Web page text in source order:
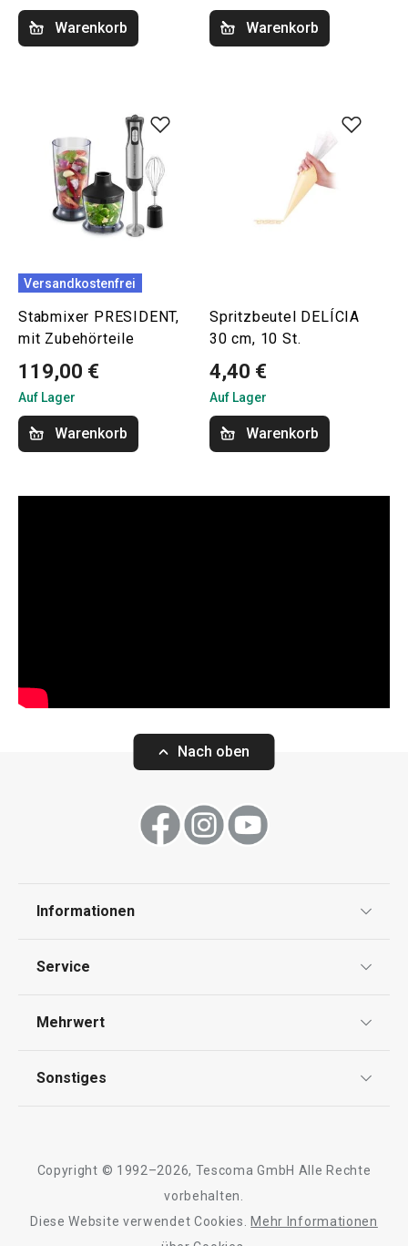
Warenkorb Warenkorb
Versandkostenfrei
Stabmixer PRESIDENT,
mit Zubehörteile
119,00 €
Auf Lager
Warenkorb
Spritzbeutel DELÍCIA
30 cm, 10 St.
4,40 €
Auf Lager
Warenkorb
Nach oben
Informationen
Impressum
Service
Kontaktformular
Mehrwert
Qualität
Sonstiges
Copyright © 1992–2026, Tescoma GmbH Alle Rechte
vorbehalten.
Diese Website verwendet Cookies. Mehr Informationen